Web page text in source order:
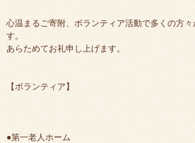
心温まるご寄附、ボランティア活動で多くの方
す。
あらためてお礼申し上げます。
【ボランティア】
●第一老人ホーム